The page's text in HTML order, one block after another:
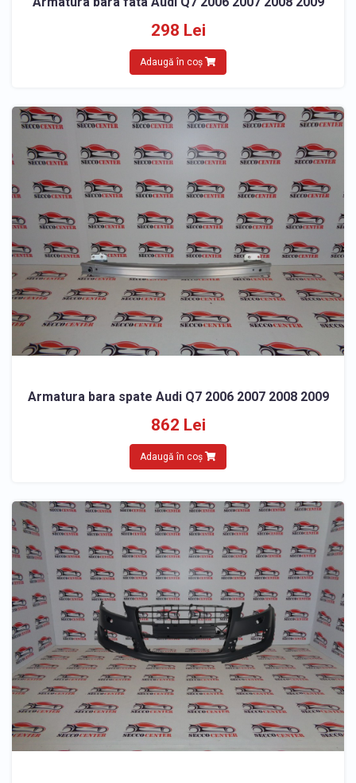
298 Lei
Adaugă în coș
Armatura bara spate Audi Q7 2006 2007 2008 2009
862 Lei
Adaugă în coș